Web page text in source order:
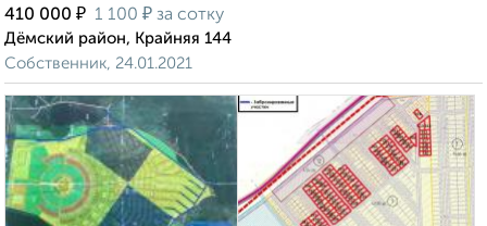
410 000 ₽ 1 100 ₽ за сотку
Дёмский район, Крайняя 144
Собственник, 24.01.2021